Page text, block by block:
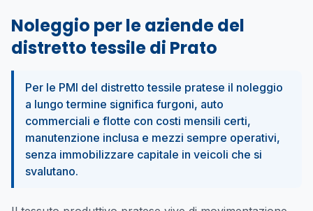
Noleggio per le aziende del
distretto tessile di Prato
Per le PMI del distretto tessile pratese il noleggio
a lungo termine significa furgoni, auto
commerciali e flotte con costi mensili certi,
manutenzione inclusa e mezzi sempre operativi,
senza immobilizzare capitale in veicoli che si
svalutano.